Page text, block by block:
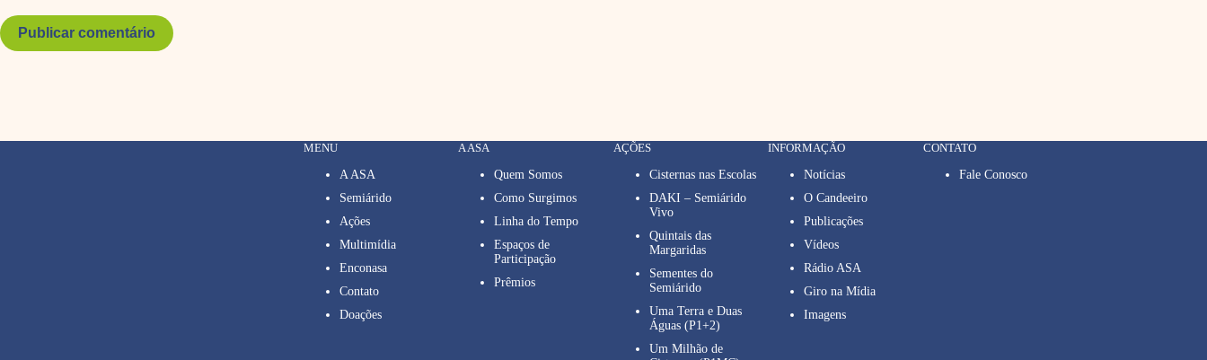
Publicar comentário
MENU
A ASA
Semiárido
Ações
Multimídia
Enconasa
Contato
Doações
A ASA
Quem Somos
Como Surgimos
Linha do Tempo
Espaços de
Participação
Prêmios
AÇÕES
Cisternas nas Escolas
DAKI – Semiárido
Vivo
Quintais das
Margaridas
Sementes do
Semiárido
Uma Terra e Duas
Águas (P1+2)
Um Milhão de
INFORMAÇÃO
Notícias
O Candeeiro
Publicações
Vídeos
Rádio ASA
Giro na Mídia
Imagens
CONTATO
Fale Conosco